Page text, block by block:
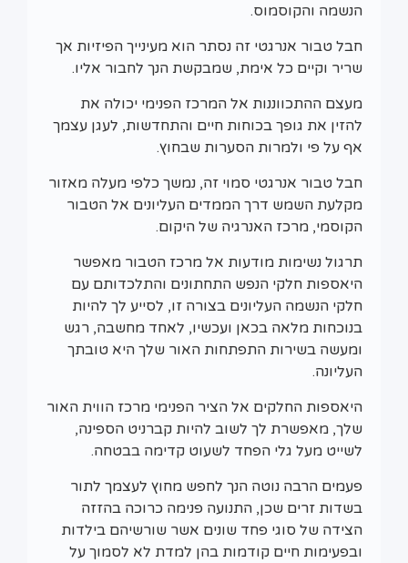
הנשמה והקוסמוס.
חבל טבור אנרגטי זה נסתר הוא מעינייך הפיזיות אך
שריר וקיים כל אימת, שמבקשת הנך לחבור אליו.
מעצם ההתכווננות אל המרכז הפנימי יכולה את
להזין את גופך בכוחות חיים והתחדשות, לעגן עצמך
אף על פי ולמרות הסערות שבחוץ.
חבל טבור אנרגטי סמוי זה, נמשך כלפי מעלה מאזור
מקלעת השמש דרך הממדים העליונים אל הטבור
הקוסמי, מרכז האנרגיה של היקום.
תרגול נשימות מודעות אל מרכז הטבור מאפשר
היאספות חלקי הנפש התחתונים והתלכדותם עם
חלקי הנשמה העליונים בצורה זו, לסייע לך להיות
בנוכחות מלאה בכאן ועכשיו, לאחד מחשבה, רגש
ומעשה בשירות התפתחות האור שלך היא טובתך
העליונה.
היאספות החלקים אל הציר הפנימי מרכז הווית האור
שלך, מאפשרת לך לשוב להיות קברניט הספינה,
לשייט מעל גלי הפחד לשעוט קדימה בבטחה.
פעמים הרבה נוטה הנך לחפש מחוץ לעצמך לתור
בשדות זרים שכן, התנועה פנימה כרוכה בהזזה
הצידה של סוגי פחד שונים אשר שורשיהם בילדות
ובפעימות חיים קודמות בהן למדת לא לסמוך על